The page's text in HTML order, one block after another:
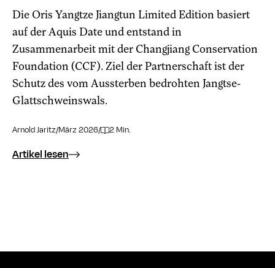
Die Oris Yangtze Jiangtun Limited Edition basiert
auf der Aquis Date und entstand in
Zusammenarbeit mit der Changjiang Conservation
Foundation (CCF). Ziel der Partnerschaft ist der
Schutz des vom Aussterben bedrohten Jangtse-
Glattschweinswals.
Arnold Jaritz/März 2026/ 2 Min.
Artikel lesen